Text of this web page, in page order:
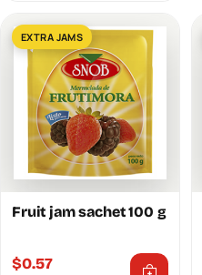
EXTRA JAMS
Fruit jam sachet 100 g
$0.57